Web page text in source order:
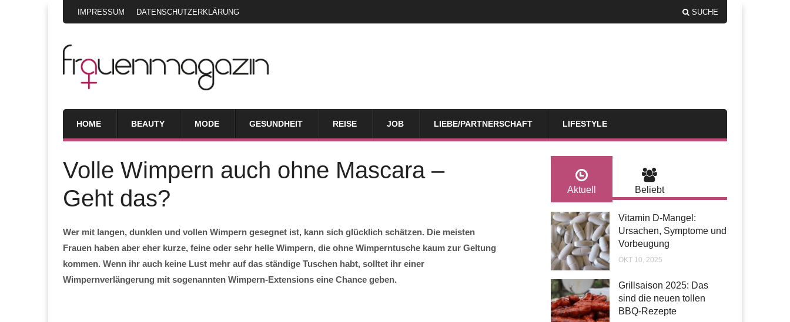
IMPRESSUM DATENSCHUTZERKLÄRUNG SUCHE
HOME BEAUTY MODE GESUNDHEIT REISE JOB LIEBE/PARTNERSCHAFT LIFESTYLE
Volle Wimpern auch ohne Mascara –
Geht das?
Wer mit langen, dunklen und vollen Wimpern gesegnet ist, kann sich glücklich schätzen. Die meisten
Frauen haben aber eher kurze, feine oder sehr helle Wimpern, die ohne Wimperntusche kaum zur Geltung
kommen. Wenn ihr auch keine Lust mehr auf das ständige Tuschen habt, solltet ihr einer
Wimpernverlängerung mit sogenannten Wimpern-Extensions eine Chance geben.
Aktuell Beliebt
Vitamin D-Mangel:
Ursachen, Symptome und
Vorbeugung
OKT 10, 2025
Grillsaison 2025: Das
sind die neuen tollen
BBQ-Rezepte